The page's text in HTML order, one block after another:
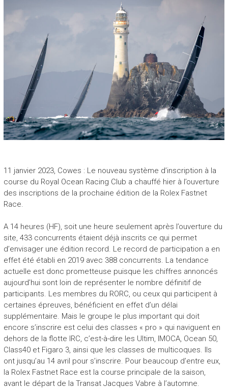
11 janvier 2023, Cowes : Le nouveau système d’inscription à la
course du Royal Ocean Racing Club a chauffé hier à l’ouverture
des inscriptions de la prochaine édition de la Rolex Fastnet
Race.
A 14 heures (HF), soit une heure seulement après l’ouverture du
site, 433 concurrents étaient déjà inscrits ce qui permet
d’envisager une édition record. Le record de participation a en
effet été établi en 2019 avec 388 concurrents. La tendance
actuelle est donc prometteuse puisque les chiffres annoncés
aujourd’hui sont loin de représenter le nombre définitif de
participants. Les membres du RORC, ou ceux qui participent à
certaines épreuves, bénéficient en effet d’un délai
supplémentaire. Mais le groupe le plus important qui doit
encore s’inscrire est celui des classes « pro » qui naviguent en
dehors de la flotte IRC, c’est-à-dire les Ultim, IMOCA, Ocean 50,
Class40 et Figaro 3, ainsi que les classes de multicoques. Ils
ont jusqu’au 14 avril pour s’inscrire. Pour beaucoup d’entre eux,
la Rolex Fastnet Race est la course principale de la saison,
avant le départ de la Transat Jacques Vabre à l’automne.